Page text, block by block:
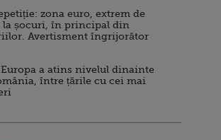
zona euro, extrem de
la șocuri, în principal din
Avertisment îngrijorător
a atins nivelul dinainte
între țările cu cei mai